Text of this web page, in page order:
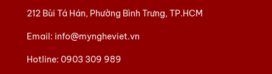
212 Bùi Tá Hán, Phường Bình Trưng, TP.HCM
Email: info@myngheviet.vn
Hotline:0903 309 989